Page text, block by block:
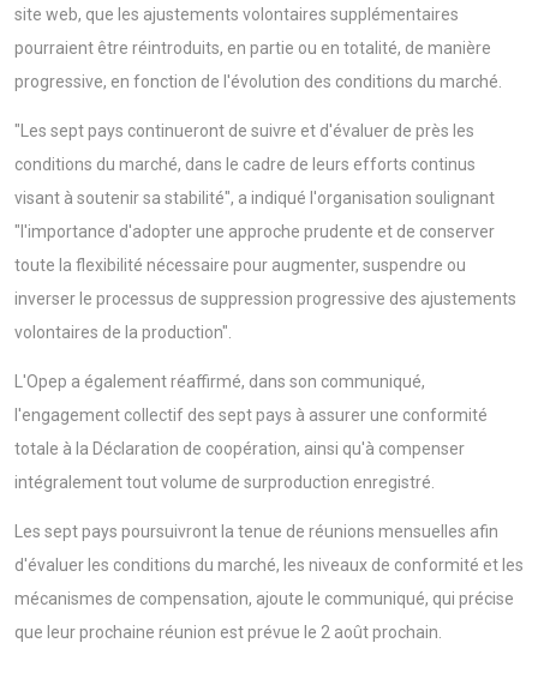
site web, que les ajustements volontaires supplémentaires
pourraient être réintroduits, en partie ou en totalité, de manière
progressive, en fonction de l'évolution des conditions du marché.
"Les sept pays continueront de suivre et d'évaluer de près les
conditions du marché, dans le cadre de leurs efforts continus
visant à soutenir sa stabilité", a indiqué l'organisation soulignant
"l'importance d'adopter une approche prudente et de conserver
toute la flexibilité nécessaire pour augmenter, suspendre ou
inverser le processus de suppression progressive des ajustements
volontaires de la production".
L'Opep a également réaffirmé, dans son communiqué,
l'engagement collectif des sept pays à assurer une conformité
totale à la Déclaration de coopération, ainsi qu'à compenser
intégralement tout volume de surproduction enregistré.
Les sept pays poursuivront la tenue de réunions mensuelles afin
d'évaluer les conditions du marché, les niveaux de conformité et les
mécanismes de compensation, ajoute le communiqué, qui précise
que leur prochaine réunion est prévue le 2 août prochain.